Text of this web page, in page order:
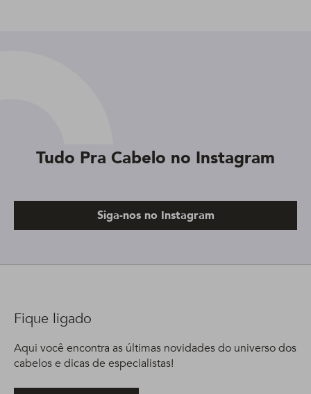
Tudo Pra Cabelo no Instagram
Siga-nos no Instagram
Fique ligado
Aqui você encontra as últimas novidades do universo dos
cabelos e dicas de especialistas!